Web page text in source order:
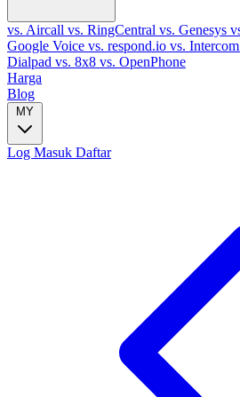
vs. Aircall vs. RingCentral vs. Genesys
Google Voice vs. respond.io vs. Intercom
Dialpad vs. 8x8 vs. OpenPhone
Harga
Blog
MY
Log Masuk Daftar